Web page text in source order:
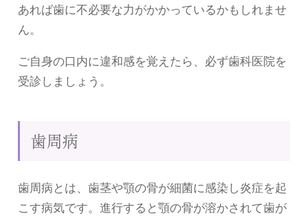
あれば歯に不必要な力がかかっているかもしれませ
ん。
ご自身の口内に違和感を覚えたら、必ず歯科医院を
受診しましょう。
歯周病
歯周病とは、歯茎や顎の骨が細菌に感染し炎症を起
こす病気です。進行すると顎の骨が溶かされて歯が